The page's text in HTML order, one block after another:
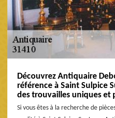
Découvrez Antiquaire
référence à Saint Sulpice
des trouvailles uniques et
Si vous êtes à la recherche de